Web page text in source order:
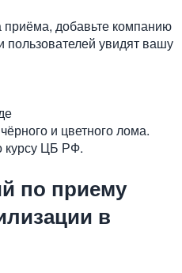
добавьте компанию
пользователей увидят вашу
и цветного лома.
курсу ЦБ РФ.
по приему
в